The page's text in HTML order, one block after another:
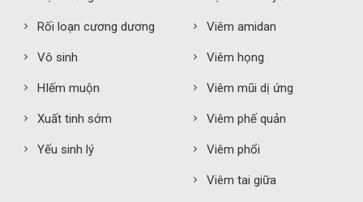
Rối loạn cương dương
Vô sinh
HIếm muộn
Xuất tinh sớm
Yếu sinh lý
Viêm amidan
Viêm họng
Viêm mũi dị ứng
Viêm phế quản
Viêm phổi
Viêm tai giữa